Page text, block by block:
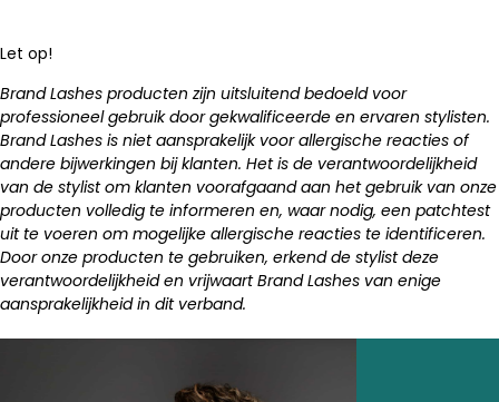
Let op!
Brand Lashes producten zijn uitsluitend bedoeld voor
professioneel gebruik door gekwalificeerde en ervaren stylisten.
Brand Lashes is niet aansprakelijk voor allergische reacties of
andere bijwerkingen bij klanten. Het is de verantwoordelijkheid
van de stylist om klanten voorafgaand aan het gebruik van onze
producten volledig te informeren en, waar nodig, een patchtest
uit te voeren om mogelijke allergische reacties te identificeren.
Door onze producten te gebruiken, erkend de stylist deze
verantwoordelijkheid en vrijwaart Brand Lashes van enige
aansprakelijkheid in dit verband.